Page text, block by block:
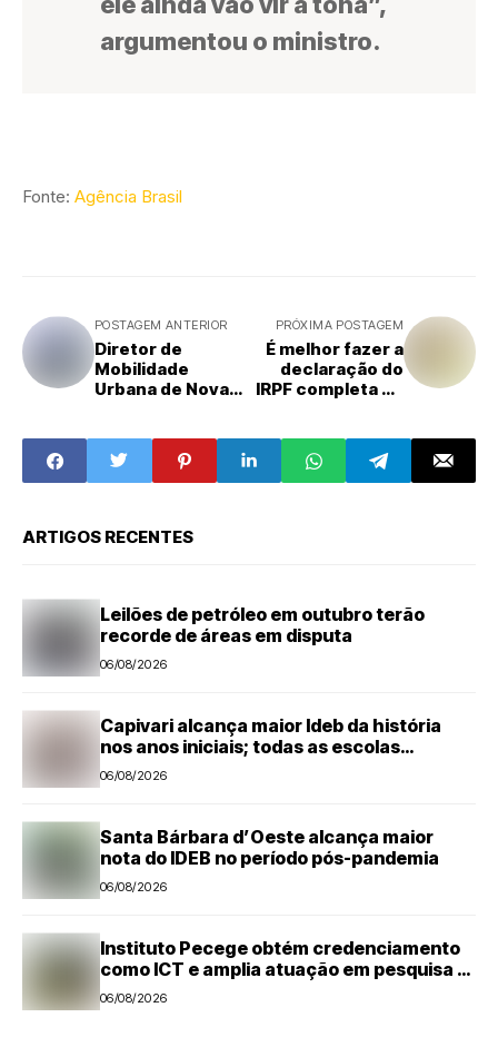
argumentou o ministro.
Fonte: Agência Brasil
POSTAGEM ANTERIOR
Diretor de
Mobilidade
Urbana de Nova
Paulista em
Campinas
PRÓXIMA POSTAGEM
É melhor fazer a
declaração do
IRPF completa ou
ARTIGOS RECENTES
Leilões de petróleo em outubro terão
recorde de áreas em disputa
06/08/2026
Capivari alcança maior Ideb da história
nos anos iniciais; todas as escolas
avançam
06/08/2026
Santa Bárbara d’Oeste alcança maior
nota do IDEB no período pós-pandemia
06/08/2026
Instituto Pecege obtém credenciamento
como ICT e amplia atuação em pesquisa e
desenvolvimento tecnológico
06/08/2026